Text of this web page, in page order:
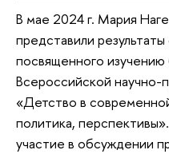
В мае 2024 г. Мария
представили
посвященного
Всероссийской научно-
«Детство в
политика,
участие в обсуждении